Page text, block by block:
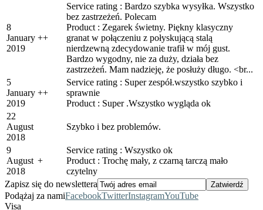
8
January
2019
++
Service rating : Bardzo szybka wysyłka. Wszystko
bez zastrzeżeń. Polecam
Product : Zegarek świetny. Piękny klasyczny
granat w połączeniu z połyskującą stalą
nierdzewną zdecydowanie trafił w mój gust.
Bardzo wygodny, nie za duży, działa bez
zastrzeżeń. Mam nadzieję, że posłuży długo. <br...
5
January
2019
++
Service rating : Super zespół.wszystko szybko i
sprawnie
Product : Super .Wszystko wygląda ok
22
August
2018
Szybko i bez problemów.
9
August
2018
+
Service rating : Wszystko ok
Product : Trochę mały, z czarną tarczą mało
czytelny
Zapisz się do newslettera
Podążaj za namiFacebookTwitterInstagramYouTube
Visa